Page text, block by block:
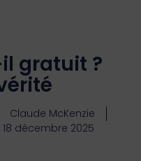
gratuit ?
Claude McKenzie
décembre 2025